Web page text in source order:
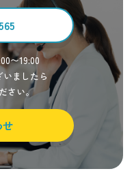
〜19:00
ましたら
さい。